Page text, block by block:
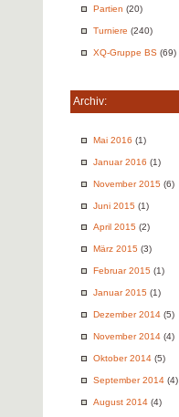
Partien (20)
Turniere (240)
XQ-Gruppe BS (69)
Archiv:
Mai 2016 (1)
Januar 2016 (1)
November 2015 (6)
Juni 2015 (1)
April 2015 (2)
März 2015 (3)
Februar 2015 (1)
Januar 2015 (1)
Dezember 2014 (5)
November 2014 (4)
Oktober 2014 (5)
September 2014 (4)
August 2014 (4)